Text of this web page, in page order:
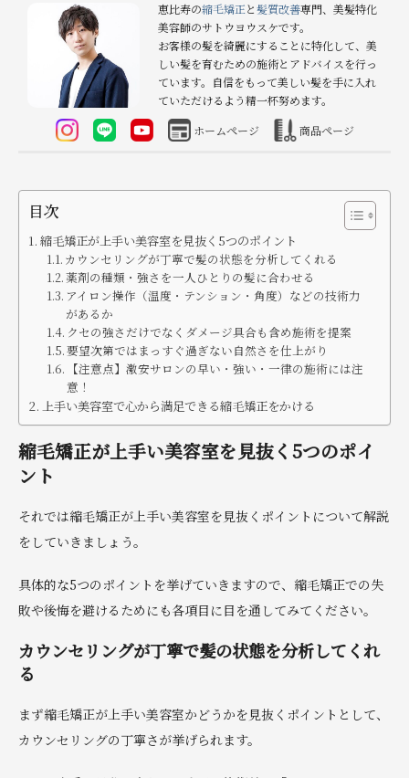
恵比寿の縮毛矯正と髪質改善専門、美髪特化
美容師のサトウヨウスケです。
お客様の髪を綺麗にすることに特化して、美
しい髪を育むための施術とアドバイスを行っ
ています。自信をもって美しい髪を手に入れ
ていただけるよう精一杯努めます。
ホームページ
商品ページ
目次
縮毛矯正が上手い美容室を見抜く5つのポイント
カウンセリングが丁寧で髪の状態を分析してくれる
薬剤の種類・強さを一人ひとりの髪に合わせる
アイロン操作（温度・テンション・角度）などの技術力
があるか
クセの強さだけでなくダメージ具合も含め施術を提案
要望次第ではまっすぐ過ぎない自然さを仕上がり
【注意点】激安サロンの早い・強い・一律の施術には注
意！
上手い美容室で心から満足できる縮毛矯正をかける
縮毛矯正が上手い美容室を見抜く5つのポイ
ント
それでは縮毛矯正が上手い美容室を見抜くポイントについて解説
をしていきましょう。
具体的な5つのポイントを挙げていきますので、縮毛矯正での失
敗や後悔を避けるためにも各項目に目を通してみてください。
カウンセリングが丁寧で髪の状態を分析してくれ
る
まず縮毛矯正が上手い美容室かどうかを見抜くポイントとして、
カウンセリングの丁寧さが挙げられます。